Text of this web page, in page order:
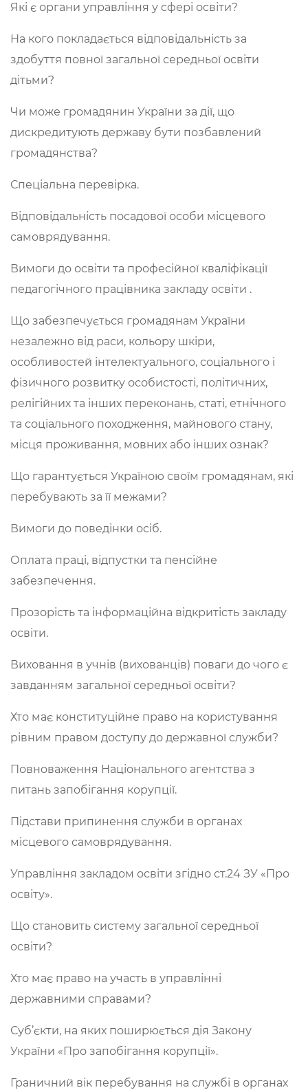
Які є органи управління у сфері освіти?
На кого покладається відповідальність за
здобуття повної загальної середньої освіти
дітьми?
Чи може громадянин України за дії, що
дискредитують державу бути позбавлений
громадянства?
Спеціальна перевірка.
Відповідальність посадової особи місцевого
самоврядування.
Вимоги до освіти та професійної кваліфікації
педагогічного працівника закладу освіти .
Що забезпечується громадянам України
незалежно від раси, кольору шкіри,
особливостей інтелектуального, соціального і
фізичного розвитку особистості, політичних,
релігійних та інших переконань, статі, етнічного
та соціального походження, майнового стану,
місця проживання, мовних або інших ознак?
Що гарантується Україною своїм громадянам, які
перебувають за її межами?
Вимоги до поведінки осіб.
Оплата праці, відпустки та пенсійне
забезпечення.
Прозорість та інформаційна відкритість закладу
освіти.
Виховання в учнів (вихованців) поваги до чого є
завданням загальної середньої освіти?
Хто має конституційне право на користування
рівним правом доступу до державної служби?
Повноваження Національного агентства з
питань запобігання корупції.
Підстави припинення служби в органах
місцевого самоврядування.
Управління закладом освіти згідно ст.24 ЗУ «Про
освіту».
Що становить систему загальної середньої
освіти?
Хто має право на участь в управлінні
державними справами?
Суб’єкти, на яких поширюється дія Закону
України «Про запобігання корупції».
Граничний вік перебування на службі в органах